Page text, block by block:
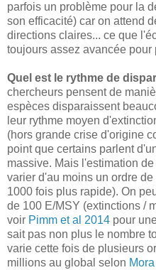
parfois un problème pour la
son efficacité) car on attend
directions claires... ce que
toujours assez avancée pour
Quel est le rythme de
chercheurs pensent de
espèces disparaissent
leur rythme moyen
(hors grande crise d'origine
point que certains parlent
massive. Mais l'estimation
varier d'au moins un ordre
1000 fois plus rapide). On
de 100 E/MSY (extinctions /
voir Pimm et al 2014 pour
sait pas non plus le nombre
varie cette fois de plusieurs
millions au global selon